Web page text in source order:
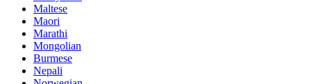
Maltese
Maori
Marathi
Mongolian
Burmese
Nepali